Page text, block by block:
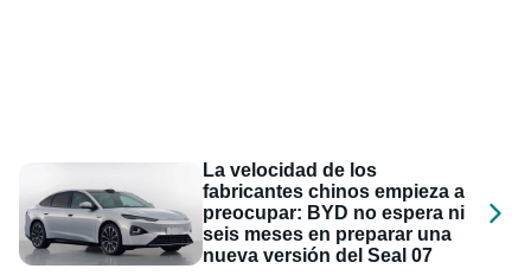
La velocidad de los
fabricantes chinos empieza a
preocupar: BYD no espera ni
seis meses en preparar una
nueva versión del Seal 07